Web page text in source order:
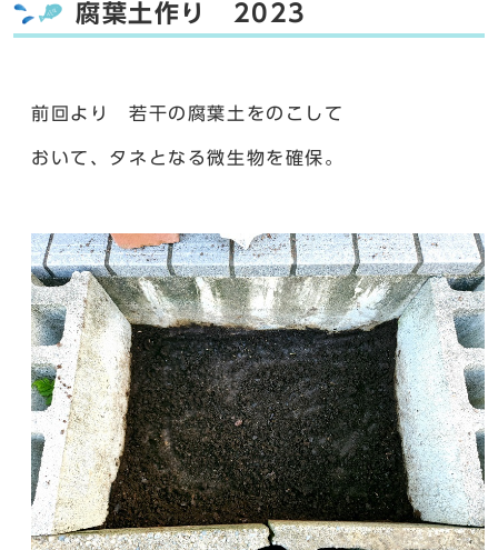
腐葉土作り 2023
前回より 若干の腐葉土をのこして
おいて、タネとなる微生物を確保。